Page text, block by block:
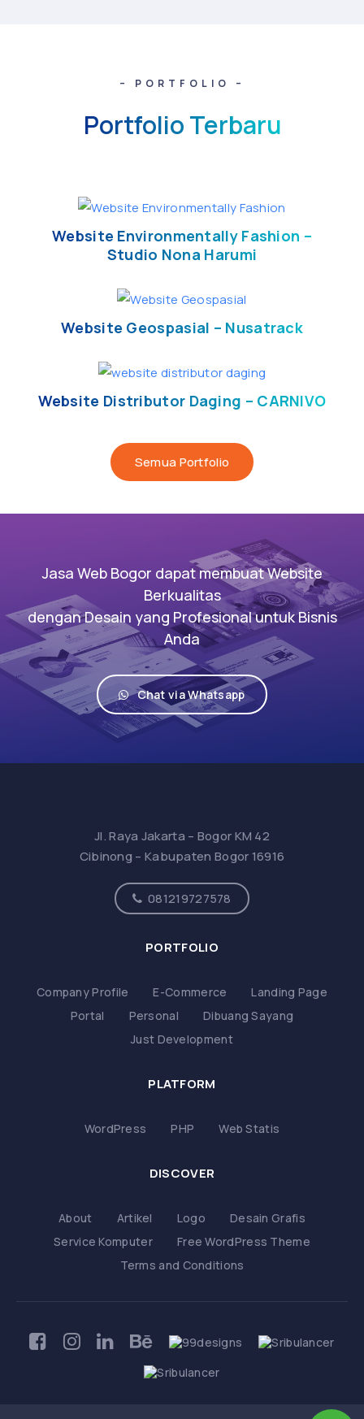
– PORTFOLIO –
Portfolio Terbaru
Website Environmentally Fashion –
Studio Nona Harumi
Website Geospasial – Nusatrack
Website Distributor Daging – CARNIVO
Semua Portfolio
Jasa Web Bogor dapat membuat Website
Berkualitas
dengan Desain yang Profesional untuk Bisnis
Anda
Chat via Whatsapp
Jl. Raya Jakarta – Bogor KM 42
Cibinong – Kabupaten Bogor 16916
081219727578
PORTFOLIO
Company Profile E-Commerce
Landing Page
Portal
Personal
Dibuang Sayang
Just Development
PLATFORM
WordPress PHP Web Statis
DISCOVER
About Artikel Logo
Desain Grafis
Service Komputer
Free WordPress Theme
Terms and Conditions